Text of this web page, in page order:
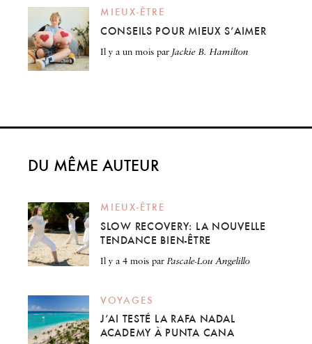
MIEUX-ÊTRE
CONSEILS POUR MIEUX S’AIMER
il y a un mois par Jackie B. Hamilton
DU MÊME AUTEUR
MIEUX-ÊTRE
SLOW RECOVERY: LA NOUVELLE
TENDANCE BIEN-ÊTRE
il y a 4 mois par Pascale-Lou Angelillo
VOYAGES
J’AI TESTÉ LA RAFA NADAL
ACADEMY À PUNTA CANA